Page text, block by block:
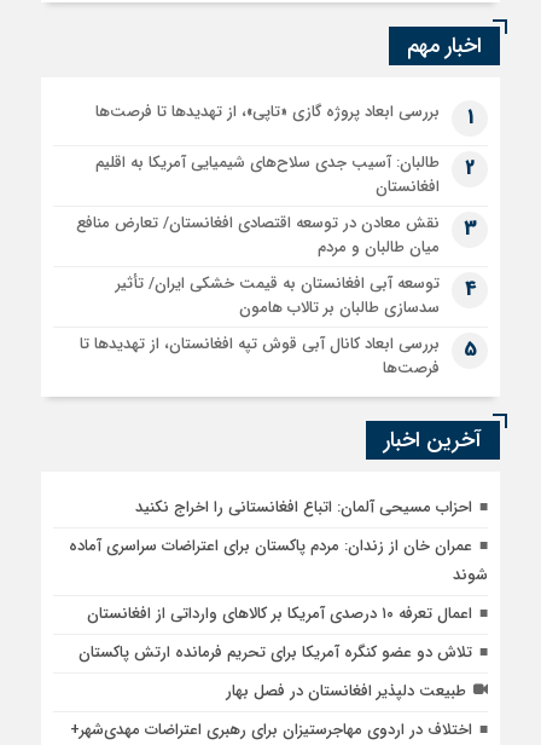
اخبار مهم
1 بررسی ابعاد پروژه گازی «تاپی»، از تهدیدها تا فرصت‌ها
2
طالبان: آسیب جدی سلاح‌های شیمیایی آمریکا به اقلیم
افغانستان
3
نقش معادن در توسعه اقتصادی افغانستان/ تعارض منافع
میان طالبان و مردم
4
توسعه آبی افغانستان به قیمت خشکی ایران/ تأثیر
سدسازی طالبان بر تالاب هامون
5
بررسی ابعاد کانال آبی قوش تپه افغانستان، از تهدیدها تا
فرصت‌ها
آخرین اخبار
احزاب مسیحی آلمان: اتباع افغانستانی را اخراج نکنید
عمران خان از زندان: مردم پاکستان برای اعتراضات سراسری آماده
شوند
اعمال تعرفه ۱۰ درصدی آمریکا بر کالاهای وارداتی از افغانستان
تلاش دو عضو کنگره آمریکا برای تحریم فرمانده ارتش پاکستان
طبیعت دلپذیر افغانستان در فصل بهار
اختلاف در اردوی مهاجرستیزان برای رهبری اعتراضات مهدی‌شهر+